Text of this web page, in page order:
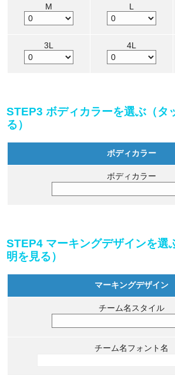
M L
3L 4L
STEP3 ボディカラーを選ぶ（タ
る）
ボディカラー
ボディカラー
STEP4 マーキングデザインを選
明を見る）
マーキングデザイン
チーム名スタイル
チーム名フォント名